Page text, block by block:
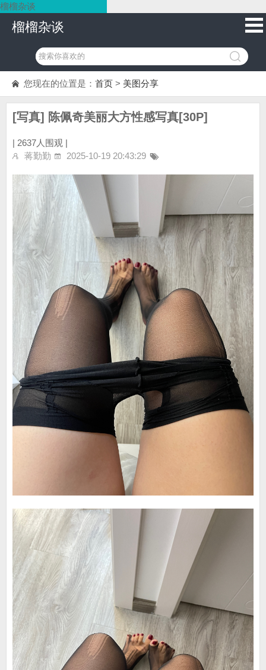
榴榴杂谈
榴榴杂谈
您现在的位置是： 首页 > 美图分享
[写真] 陈佩奇美丽大方性感写真[30P]
| 2637人围观 |
蒋勤勤
2025-10-19 20:43:29